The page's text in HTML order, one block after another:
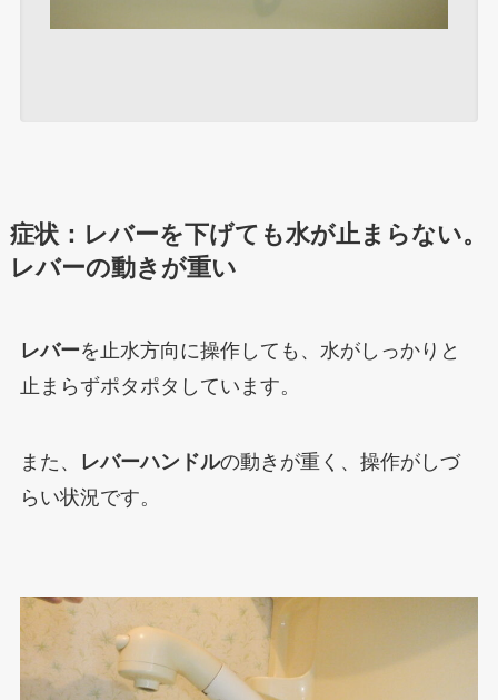
症状：レバーを下げても水が止まらない。
レバーの動きが重い
レバーを止水方向に操作しても、水がしっかりと
止まらずポタポタしています。
また、 レバーハンドルの動きが重く、操作がしづ
らい状況です。